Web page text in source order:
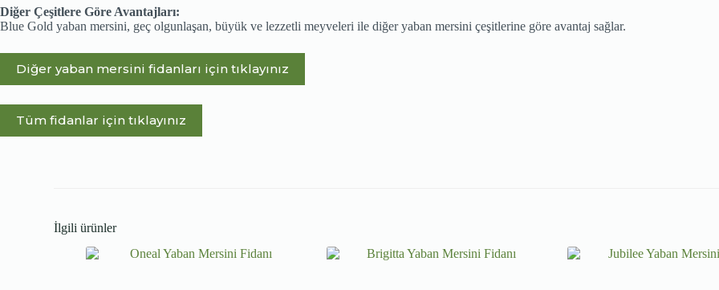
Diğer Çeşitlere Göre Avantajları:
Blue Gold yaban mersini, geç olgunlaşan, büyük ve lezzetli meyveleri ile diğer yaban mersini çeşitlerine göre avantaj sağlar.
Diğer yaban mersini fidanları için tıklayınız
Tüm fidanlar için tıklayınız
İlgili ürünler